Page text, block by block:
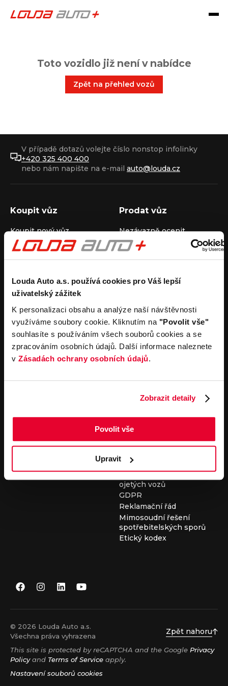
Louda Auto a.s. používá cookies pro Váš lepší
uživatelský zážitek
K personalizaci obsahu a analýze naší návštěvnosti
využíváme soubory cookie. Kliknutím na "Povolit vše"
souhlasíte s používáním všech souborů cookies a se
zpracováním osobních údajů. Další informace naleznete
v Zásadách ochrany osobních údajů.
Zobrazit detaily
Povolit vše
Upravit
Toto vozidlo již není v nabídce
Zpět na přehled vozů
V případě dotazů volejte číslo nonstop infolinky
+420 325 400 400
nebo nám napište na e-mail auto@louda.cz
Koupit vůz
Koupit nový vůz
Koupit ojetý vůz
Koupit užitkový vůz
Prodat vůz
Nezávazně ocenit
Průběh výkupu vozu
Pronájem
Carsharing
Autopůjčovna
Operativní leasing
Společnost
Louda Auto+ Poděbrady
Obytné vozy
Novinky
Kariéra
Servisní služby
Servis
Důležité odkazy
Cookies
Všeobecné obchodní
podmínky pro online
vozidel
Všeobecné obchodní
podmínky pro provádění
servisních prací
Všeobecné obchodní
podmínky při nákupu
ojetých vozů
GDPR
Reklamační řád
Mimosoudní řešení
spotřebitelských sporů
Etický kodex
© 2026 Louda Auto a.s.
Všechna práva vyhrazena
Zpět nahoru
This site is protected by reCAPTCHA and the Google Privacy
Policyand Terms of Service apply.
Nastavení souborů cookies